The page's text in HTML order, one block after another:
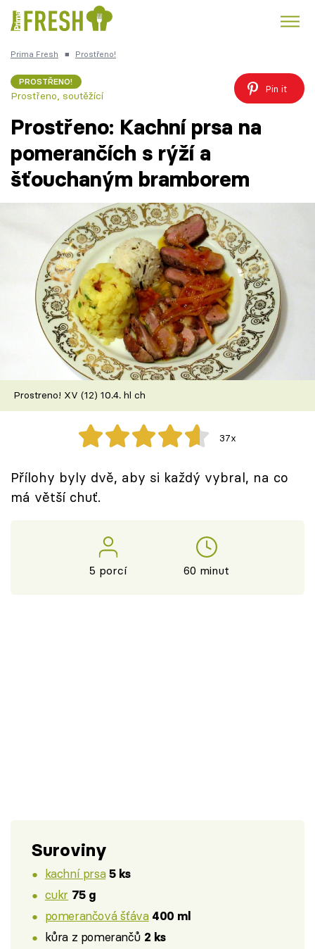
Česká kuchyně
Témata
Přihlášení
Sledujte nás
Prima Fresh ■ Prostřeno!
PROSTŘENO!
Prostřeno, soutěžící
Pin it
Prostřeno: Kachní prsa na
pomerančích s rýží a
šťouchaným bramborem
Prostreno! XV (12) 10.4. hl ch
37x
Přílohy byly dvě, aby si každý vybral, na co
má větší chuť.
5 porcí 60 minut
Suroviny
kachní prsa 5 ks
cukr 75 g
pomerančová šťáva 400 ml
kůra z pomerančů 2 ks